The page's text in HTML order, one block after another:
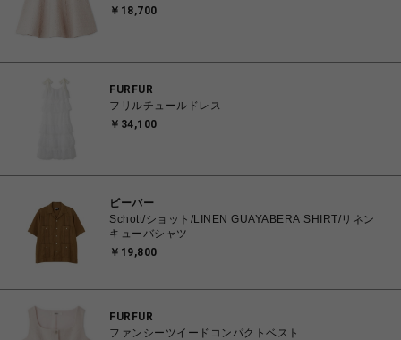
￥18,700
FURFUR
フリルチュールドレス
￥34,100
ビーバー
Schott/ショット/LINEN GUAYABERA SHIRT/リネン
キューバシャツ
￥19,800
FURFUR
ファンシーツイードコンパクトベスト